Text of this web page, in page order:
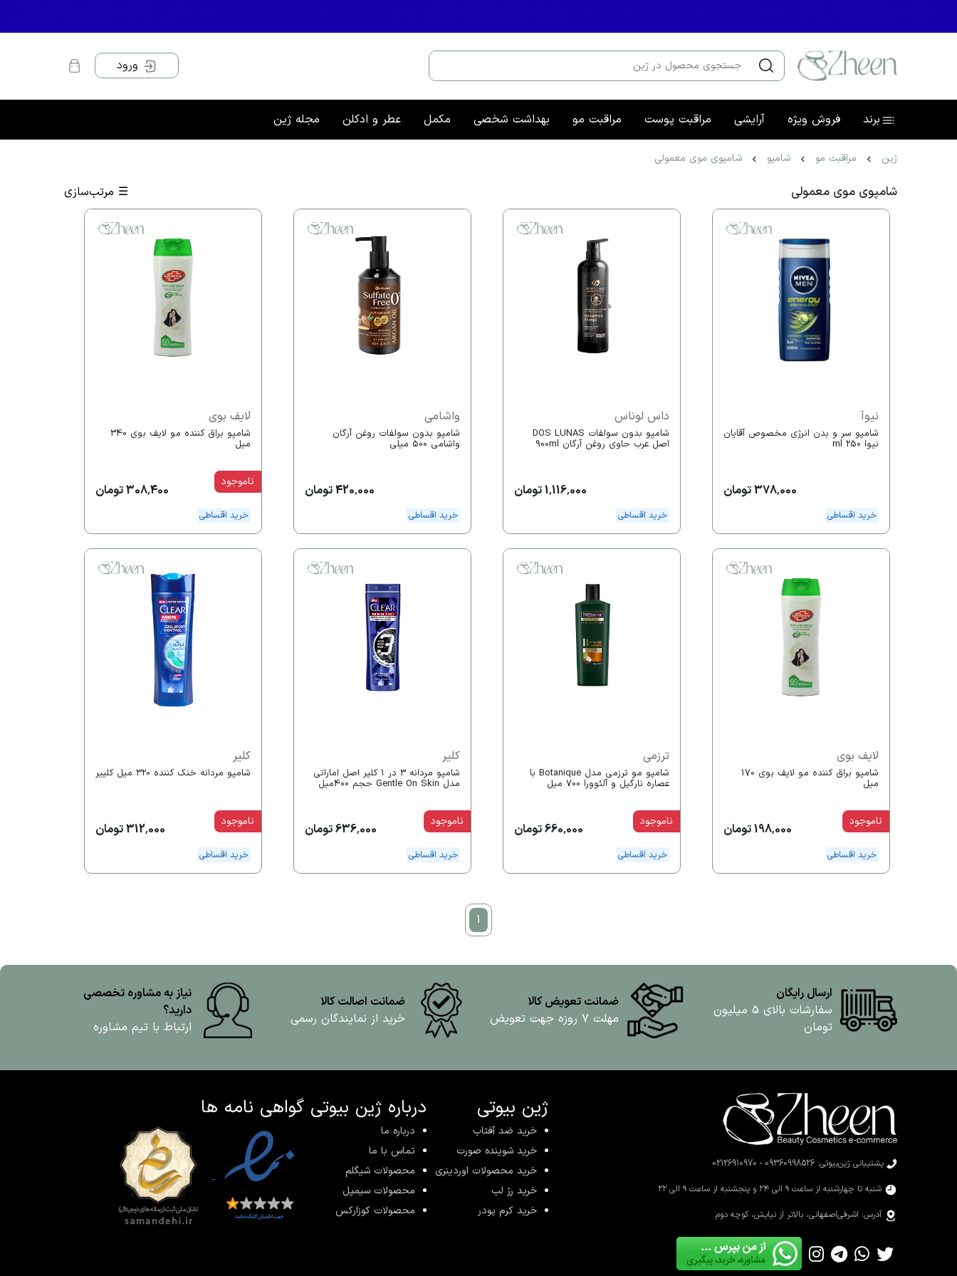
ورود
برند فروش ویژه آرایشی مراقبت پوست مراقبت مو بهداشت شخصی مکمل عطر و ادکلن مجله ژین
ژین مراقبت مو شامپو شامپوی موی معمولی
شامپوی موی معمولی ☰ مرتب‌سازی
نیوآ
شامپو سر و بدن انرژی مخصوص آقایان
نیوا 250 ml
378,000 تومان
خرید اقساطی
داس لوناس
شامپو بدون سولفات DOS LUNAS
اصل عرب حاوی روغن آرگان 900ml
1,116,000 تومان
خرید اقساطی
واشامی
شامپو بدون سولفات روغن آرگان
واشامی 500 میلی
420,000 تومان
خرید اقساطی
لایف بوی
شامپو براق کننده مو لایف بوی 340
میل
308,400 تومان
خرید اقساطی
ناموجود
لایف بوی
شامپو براق کننده مو لایف بوی 170
میل
198,000 تومان
خرید اقساطی
ناموجود
ترزمی
شامپو مو ترزمی مدل Botanique با
عصاره نارگیل و آلئوورا 700 میل
660,000 تومان
خرید اقساطی
ناموجود
کلیر
شامپو مردانه 3 در 1 کلیر اصل اماراتی
مدل Gentle On Skin حجم 400میل
636,000 تومان
خرید اقساطی
ناموجود
کلیر
شامپو مردانه خنک کننده 320 میل کلییر
312,000 تومان
خرید اقساطی
ناموجود
1
ارسال رایگان
سفارشات بالای 5 میلیون
تومان
ضمانت تعویض کالا
مهلت ۷ روزه جهت تعویض
ضمانت اصالت کالا
خرید از نمایندگان رسمی
نیاز به مشاوره تخصصی
دارید؟
ارتباط با تیم مشاوره
ژین بیوتی
خرید ضد آفتاب
خرید شوینده صورت
خرید محصولات اوردینری
خرید رژ لب
خرید کرم پودر
درباره ژین بیوتی
درباره ما
تماس با ما
محصولات شیگلم
محصولات سیمپل
محصولات کوزارکس
گواهی نامه ها
پشتیبانی ژین‌بیوتی: 09360998526 - 02126910970
شنبه تا چهارشنبه از ساعت ۹ الی ۲۴ و پنجشنبه از ساعت ۹ الی ۲۲
آدرس: اشرفی‌اصفهانی، بالاتر از نیایش، کوچه دوم